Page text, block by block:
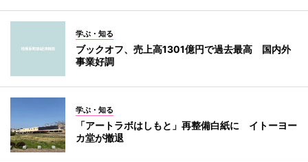
学ぶ・知る
ブックオフ、売上高1301億円で過去最高 国内外
事業好調
学ぶ・知る
「アートラボはしもと」再整備白紙に イトーヨー
カ堂が撤退